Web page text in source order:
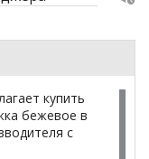
купить
бежевое в
с